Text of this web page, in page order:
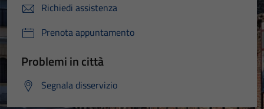
Richiedi assistenza
Prenota appuntamento
Problemi in città
Segnala disservizio